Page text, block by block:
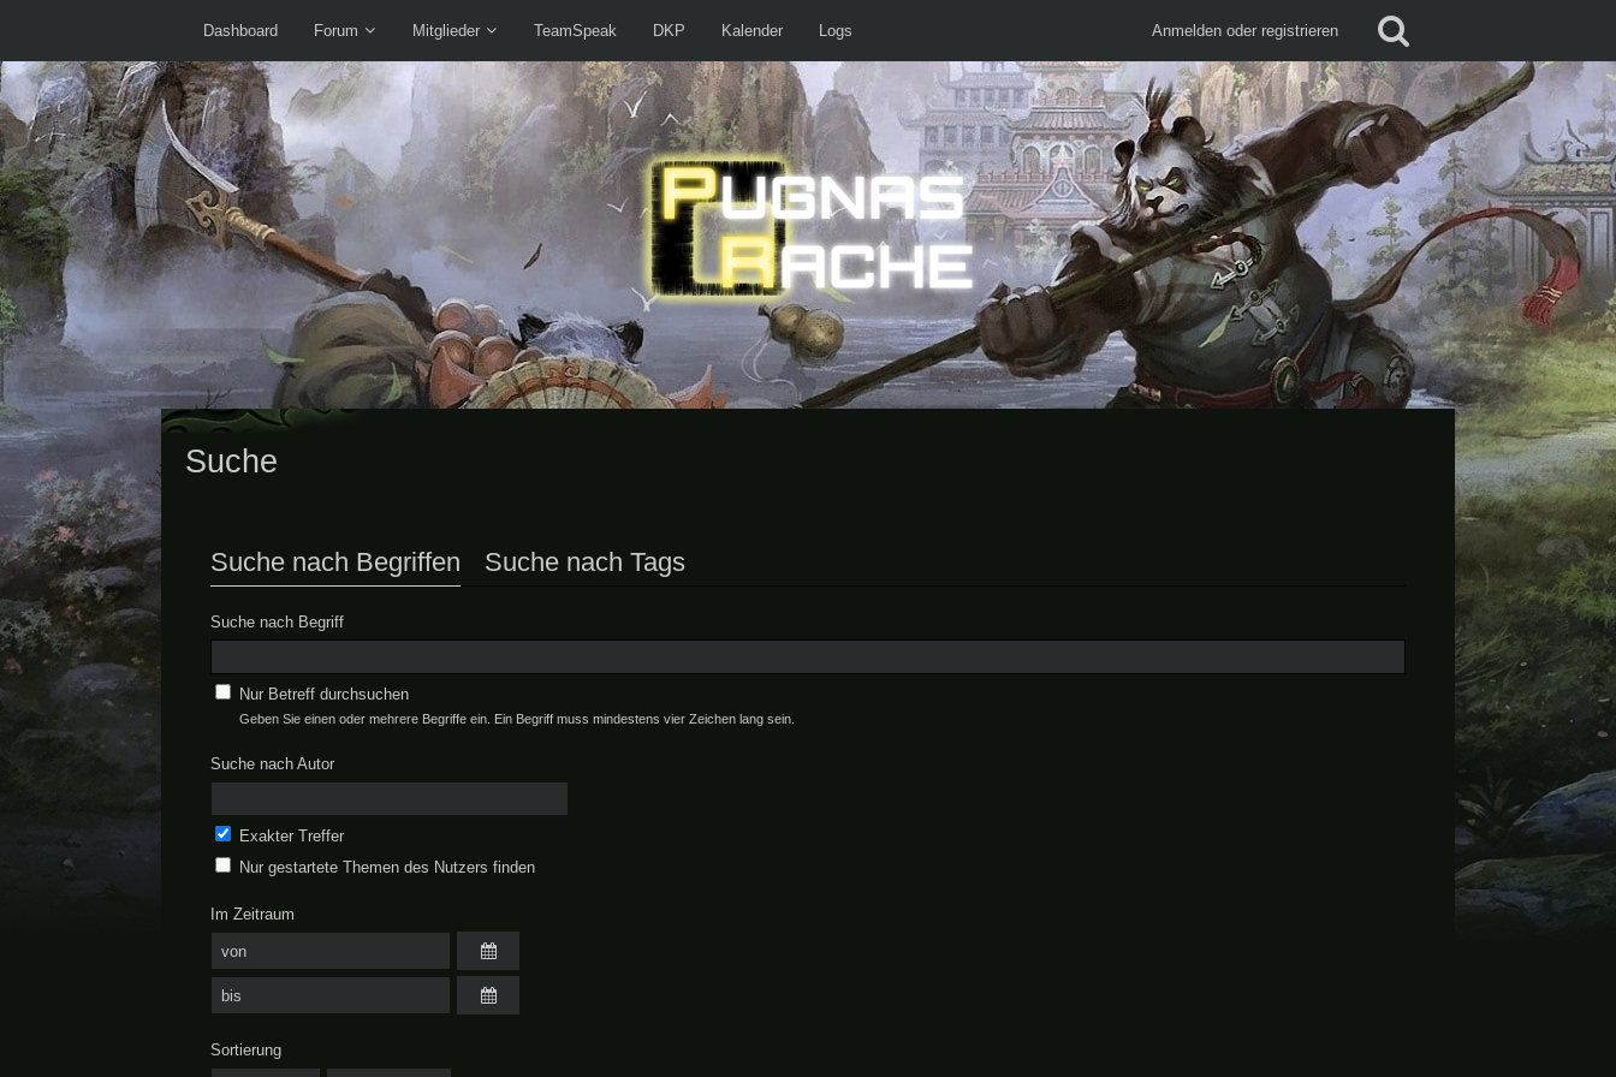
Dashboard Forum Mitglieder TeamSpeak DKP Kalender Logs Anmelden oder registrieren
Suche
Suche nach Begriffen Suche nach Tags
Suche nach Begriff
Nur Betreff durchsuchen
Geben Sie einen oder mehrere Begriffe ein. Ein Begriff muss mindestens vier Zeichen lang sein.
Suche nach Autor
Exakter Treffer
Nur gestartete Themen des Nutzers finden
Im Zeitraum
Sortierung